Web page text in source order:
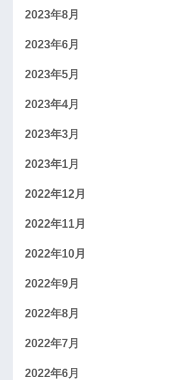
2023年8月
2023年6月
2023年5月
2023年4月
2023年3月
2023年1月
2022年12月
2022年11月
2022年10月
2022年9月
2022年8月
2022年7月
2022年6月